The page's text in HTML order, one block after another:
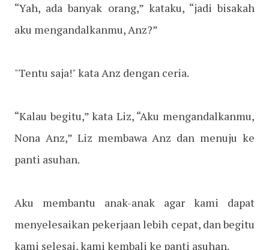
“Yah, ada banyak orang,” kataku, “jadi bisakah
aku mengandalkanmu, Anz?”
"Tentu saja!" kata Anz dengan ceria.
“Kalau begitu,” kata Liz, “Aku mengandalkanmu,
Nona Anz,” Liz membawa Anz dan menuju ke
panti asuhan.
Aku membantu anak-anak agar kami dapat
menyelesaikan pekerjaan lebih cepat, dan begitu
kami selesai, kami kembali ke panti asuhan.